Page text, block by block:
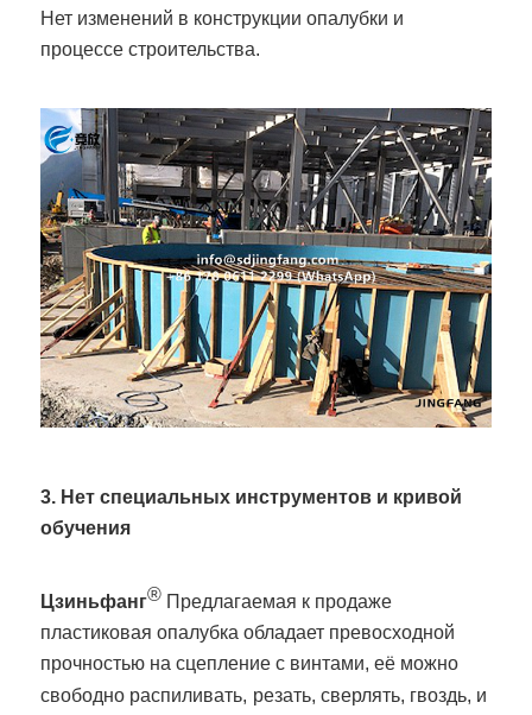
Нет изменений в конструкции опалубки и
процессе строительства.
3. Нет специальных инструментов и кривой
обучения
Цзиньфанг® Предлагаемая к продаже
пластиковая опалубка обладает превосходной
прочностью на сцепление с винтами, её можно
свободно распиливать, резать, сверлять, гвоздь, и